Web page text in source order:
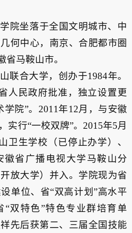
院坐落于全国文明城市、中
何中心，南京、合肥都市圈
马鞍山市。
联合大学，创办于1984年。
人民政府批准，独立设置更
学院”。2011年12月，与安徽
实行“一校双牌”。2015年5月
卫生学校（已停止办学）、
徽省广播电视大学马鞍山分
放大学）并入。学院现为省
单位、省“双高计划”高水平
“双特色”特色专业群培育单
先后获第二、三届全国技能